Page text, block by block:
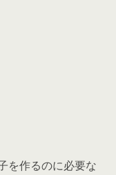
を作るのに必要な